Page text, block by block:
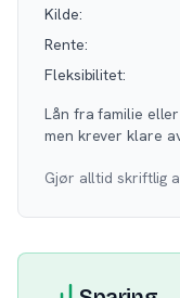
Kilde:
Rente:
Fleksibilitet:
Lån fra familie
men krever klare
Gjør alltid skriftlig